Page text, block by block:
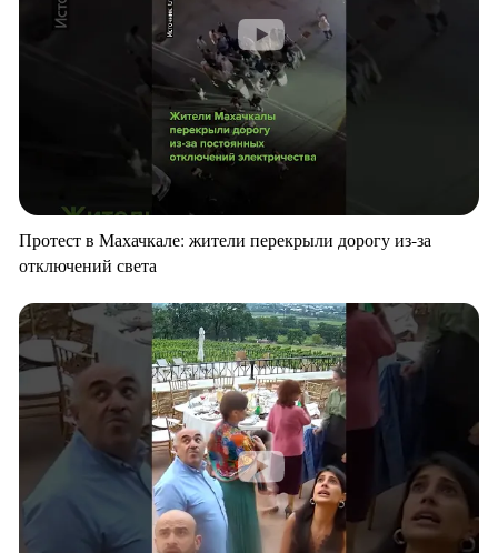
Протест в Махачкале: жители перекрыли дорогу из-за
отключений света